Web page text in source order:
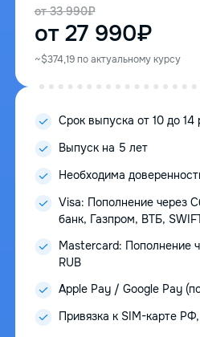
от 27 990₽
от 33 990₽
~$374,19 по актуальному курсу
Срок выпуска от 10 до 14
Выпуск на 5 лет
Необходима
Visa: Пополнение через
банк, Газпром, ВТБ,
Mastercard: Пополнение
RUB
Apple Pay / Google Pay
Привязка к SIM-карте